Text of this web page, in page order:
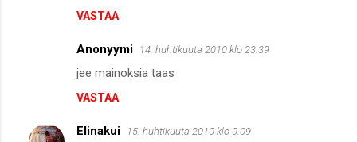
VASTAA
Anonyymi 14. huhtikuuta 2010 klo 23.39
jee mainoksia taas
VASTAA
Elinakui 15. huhtikuuta 2010 klo 0.09